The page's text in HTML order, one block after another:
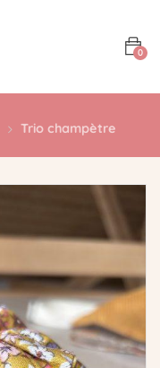
0
Trio champètre